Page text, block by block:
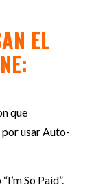
EL
que
usar Auto-
So Paid”.